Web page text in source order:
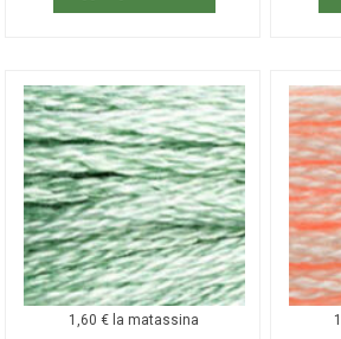
1,60€ la matassina